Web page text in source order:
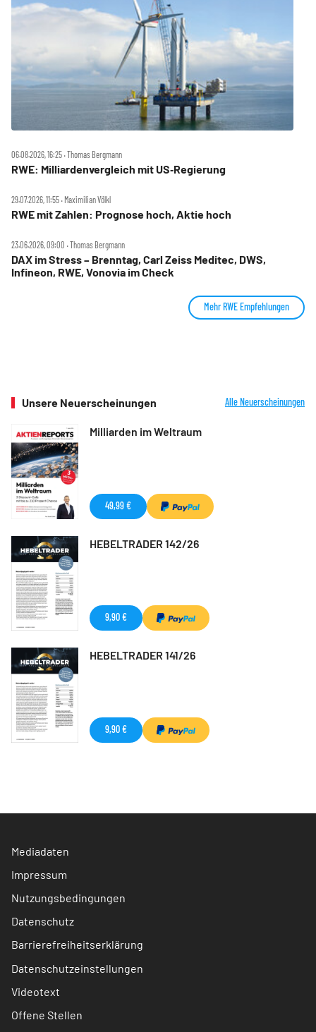
06.08.2026, 16:25 ‧ Thomas Bergmann
RWE: Milliardenvergleich mit US‑Regierung
29.07.2026, 11:55 ‧ Maximilian Völkl
RWE mit Zahlen: Prognose hoch, Aktie hoch
23.06.2026, 09:00 ‧ Thomas Bergmann
DAX im Stress – Brenntag, Carl Zeiss Meditec, DWS,
Infineon, RWE, Vonovia im Check
Mehr RWE Empfehlungen
Unsere Neuerscheinungen Alle Neuerscheinungen
Milliarden im Weltraum
49,99 €
HEBELTRADER 142/26
9,90 €
HEBELTRADER 141/26
9,90 €
Mediadaten
Impressum
Nutzungsbedingungen
Datenschutz
Barrierefreiheitserklärung
Datenschutzeinstellungen
Videotext
Offene Stellen